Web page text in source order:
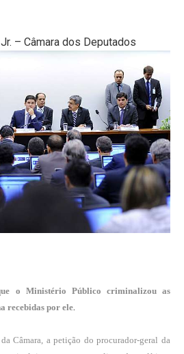
– Câmara dos Deputados
o Ministério Público criminalizou as
recebidas por ele.
Câmara, a petição do procurador-geral da